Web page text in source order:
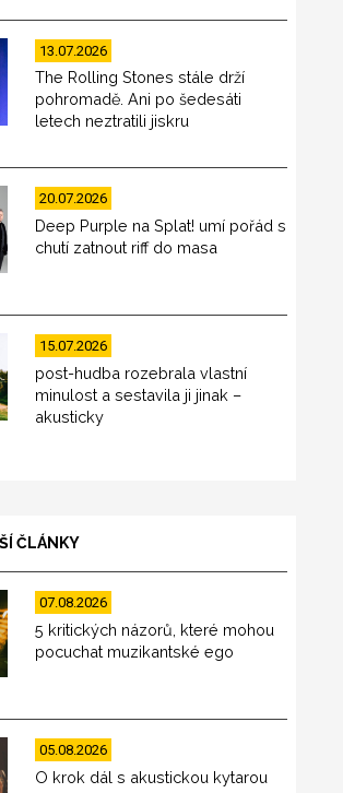
13.07.2026
The Rolling Stones stále drží
pohromadě. Ani po šedesáti
letech neztratili jiskru
20.07.2026
Deep Purple na Splat! umí pořád s
chutí zatnout riff do masa
15.07.2026
post-hudba rozebrala vlastní
minulost a sestavila ji jinak –
akusticky
ČLÁNKY
07.08.2026
5 kritických názorů, které mohou
pocuchat muzikantské ego
05.08.2026
O krok dál s akustickou kytarou